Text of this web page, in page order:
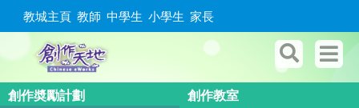
教城主頁 教師 中學生 小學生 家長
創作奬勵計劃
創作教室